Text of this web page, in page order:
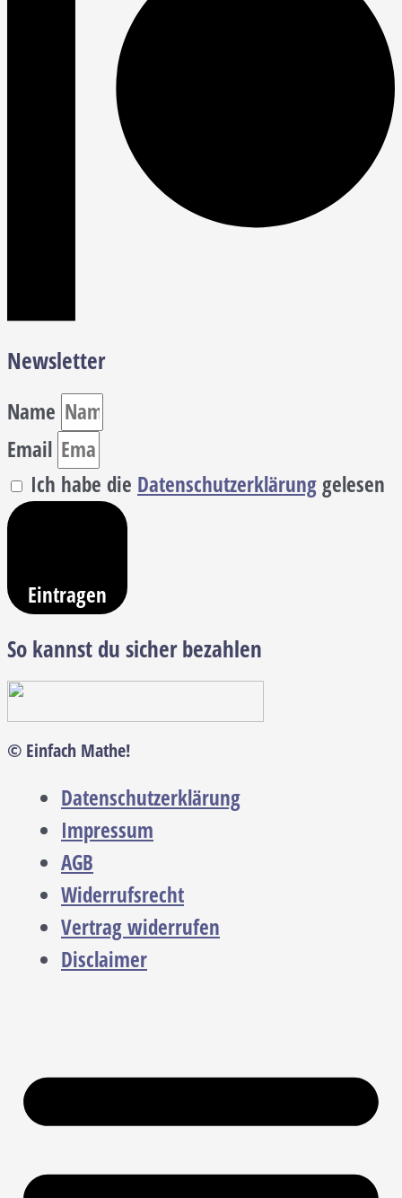
Newsletter
Name
Email
Ich habe die Datenschutzerklärunggelesen
Eintragen
So kannst du sicher bezahlen
© Einfach Mathe!
Datenschutzerklärung
Impressum
AGB
Widerrufsrecht
Vertrag widerrufen
Disclaimer